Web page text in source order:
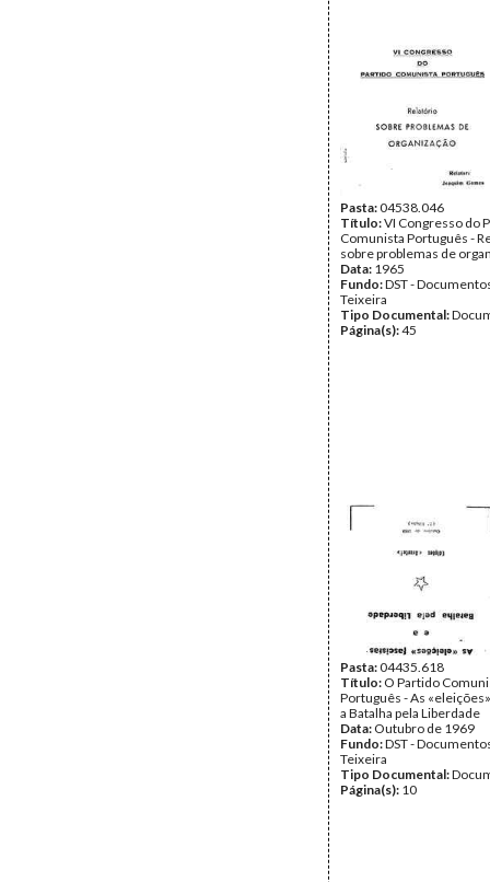
Pasta:04538.046
Título:VI Congresso do
Comunista Português -
sobre problemas de
Data: 1965
Fundo:DST -
Teixeira
Tipo Documental:
Página(s):45
Pasta:04435.618
Título: O Partido
Português - As
a Batalha pela Liberdade
Data: Outubro de 1969
Fundo:DST -
Teixeira
Tipo Documental:
Página(s): 10